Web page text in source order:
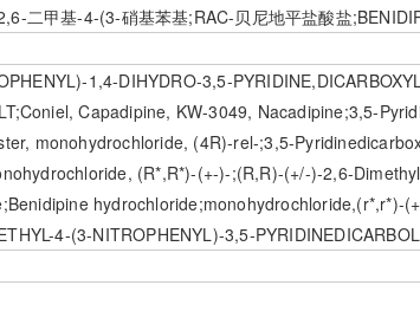
二甲基-4-(3-硝基苯基;RAC-贝尼地平盐酸盐
1,4-DIHYDRO-3,5-
Capadipine, KW-3049, Nacadipine;3,5-
monohydrochloride, (4R)-rel-;3,5-
(R*,R*)-(+-)-;(R,R)-(+/-)-2,6-
hydrochloride;monohydrochloride,(r*,r*)-
4-(3-NITROPHENYL)-3,5-